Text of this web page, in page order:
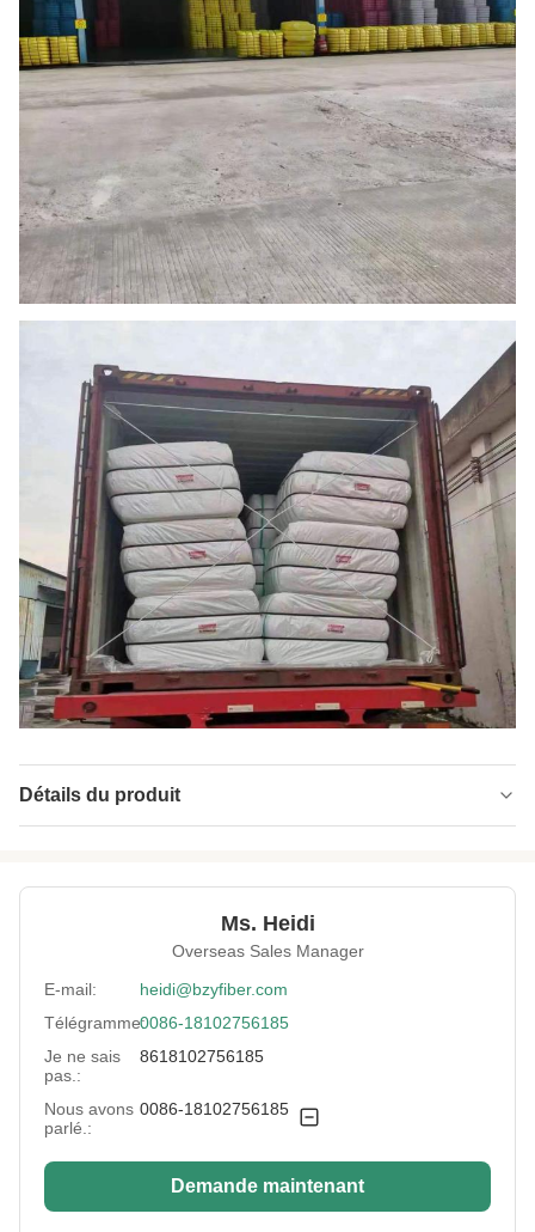
Détails du produit
Material: Polyester vierge à 100%
Grade: Vierge de grade A
Fiber Cut Length: 51 mm
Color: Blanc
Fiber Crimp: Bon (peut être personnalisé)
Type: Non siliconés
Application:
Ms. Heidi
Overseas Sales Manager
E-mail:
heidi@bzyfiber.com
Télégramme:0086-18102756185
Je ne sais
pas.:
8618102756185
Nous avons
parlé.:
0086-18102756185
Demande maintenant